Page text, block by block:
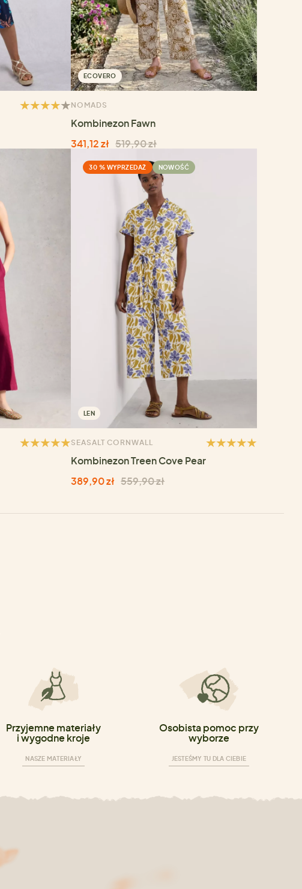
ECOVERO
NOMADS
Kombinezon Fawn
341,12 zł 519,90 zł
30 % WYPRZEDAŻ NOWOŚĆ
LEN
SEASALT CORNWALL
Kombinezon Treen Cove Pear
389,90 zł 559,90 zł
Przyjemne materiały
i wygodne kroje
NASZE MATERIAŁY
Osobista pomoc przy
wyborze
JESTEŚMY TU DLA CIEBIE